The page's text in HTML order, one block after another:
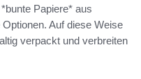
Papiere* aus
Auf diese Weise
verpackt und verbreiten